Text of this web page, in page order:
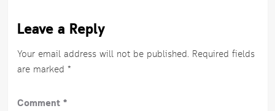
Leave a Reply
Your email address will not be published. Required fields
are marked *
Comment *